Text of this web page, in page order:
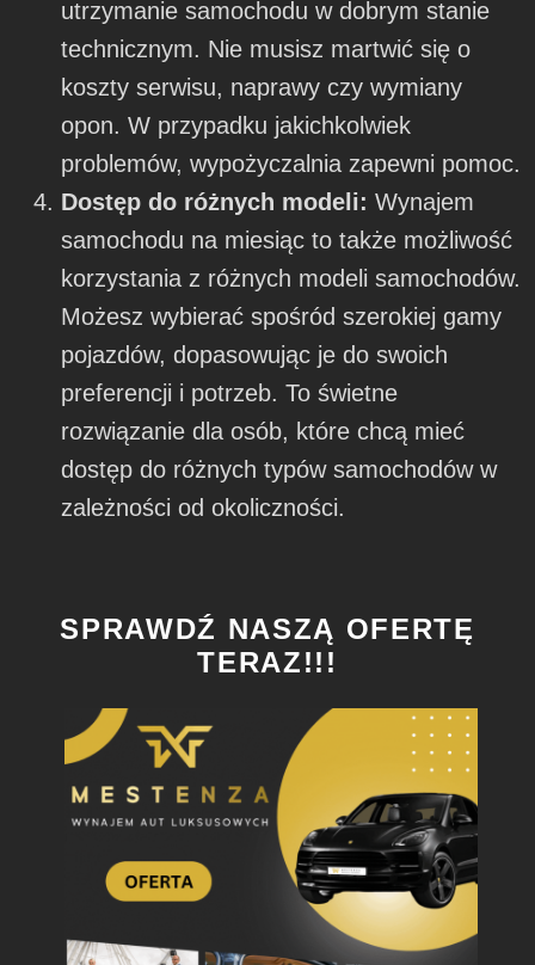
utrzymanie samochodu w dobrym stanie
technicznym. Nie musisz martwić się o
koszty serwisu, naprawy czy wymiany
opon. W przypadku jakichkolwiek
problemów, wypożyczalnia zapewni pomoc.
Dostęp do różnych modeli:Wynajem
samochodu na miesiąc to także możliwość
korzystania z różnych modeli samochodów.
Możesz wybierać spośród szerokiej gamy
pojazdów, dopasowując je do swoich
preferencji i potrzeb. To świetne
rozwiązanie dla osób, które chcą mieć
dostęp do różnych typów samochodów w
zależności od okoliczności.
SPRAWDŹ NASZĄ OFERTĘ
TERAZ!!!